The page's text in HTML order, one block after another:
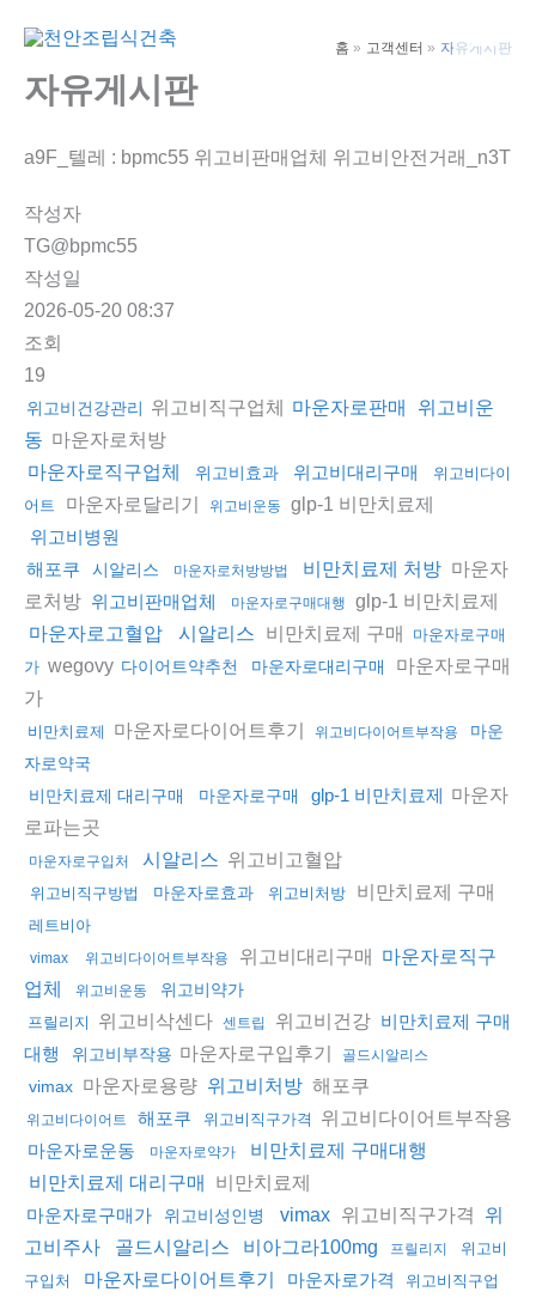
Main
홈 고객센터 자유게시판
자유게시판
a9F_텔레 : bpmc55 위고비판매업체 위고비안전거래_n3T
작성자
TG@bpmc55
작성일
2026-05-20 08:37
조회
19
위고비건강관리 위고비직구업체 마운자로판매
위고비운
동 마운자로처방
마운자로직구업체 위고비효과 위고비대리구매
위고비다이
어트
마운자로달리기 위고비운동 glp-1 비만치료제
위고비병원
해포쿠
시알리스 마운자로처방방법 비만치료제 처방 마운자
로처방 위고비판매업체 마운자로구매대행 glp-1 비만치료제
마운자로고혈압 시알리스 비만치료제 구매
마운자로구매
가 wegovy 다이어트약추천 마운자로대리구매
마운자로구매
가
비만치료제 마운자로다이어트후기 위고비다이어트부작용
마운
자로약국
비만치료제 대리구매
마운자로구매 glp-1 비만치료제 마운자
로파는곳
마운자로구입처 시알리스 위고비고혈압
위고비직구방법 마운자로효과 위고비처방 비만치료제 구매
레트비아
vimax 위고비다이어트부작용 위고비대리구매 마운자로직구
업체
위고비운동 위고비약가
프릴리지 위고비삭센다 센트립 위고비건강 비만치료제 구매
대행
위고비부작용 마운자로구입후기 골드시알리스
vimax 마운자로용량 위고비처방 해포쿠
위고비다이어트 해포쿠 위고비직구가격 위고비다이어트부작용
마운자로운동 마운자로약가
비만치료제 구매대행
비만치료제 대리구매
비만치료제
마운자로구매가 위고비성인병 vimax 위고비직구가격
위
고비주사
골드시알리스 비아그라100mg 프릴리지
위고비
구입처
마운자로다이어트후기 마운자로가격
위고비직구업